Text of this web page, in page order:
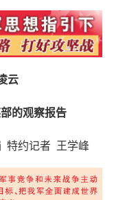
云
的观察报告
约记者 王学峰